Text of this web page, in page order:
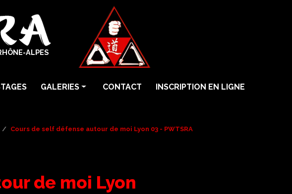
ALPES
GALERIES
Vidéos
CONTACT INSCRIPTION EN LIGNE
Cours de self défense autour de moi Lyon 03 - PWTSRA
de moi Lyon